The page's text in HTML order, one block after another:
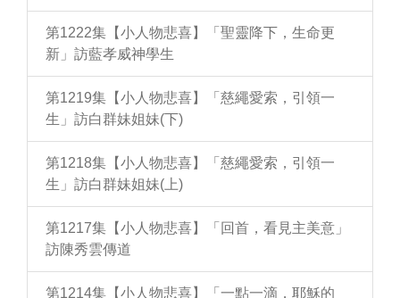
第1222集【小人物悲喜】「聖靈降下，生命更
新」訪藍孝威神學生
第1219集【小人物悲喜】「慈繩愛索，引領一
生」訪白群妹姐妹(下)
第1218集【小人物悲喜】「慈繩愛索，引領一
生」訪白群妹姐妹(上)
第1217集【小人物悲喜】「回首，看見主美意」
訪陳秀雲傳道
第1214集【小人物悲喜】「一點一滴，耶穌的